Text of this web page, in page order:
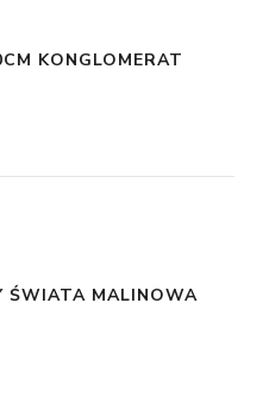
KONGLOMERAT
ŚWIATA MALINOWA